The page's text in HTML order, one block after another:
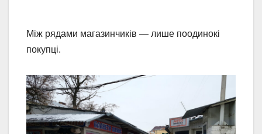
Між рядами магазинчиків — лише поодинокі
покупці.